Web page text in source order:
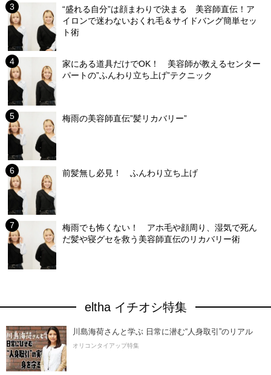
“盛れる自分”は顔まわりで決まる 美容師直伝！ア
イロンで迷わないおくれ毛＆サイドバング簡単セッ
ト術
家にある道具だけでOK！ 美容師が教えるセンター
パートの”ふんわり立ち上げ”テクニック
梅雨の美容師直伝”髪リカバリー”
前髪無し必見！ ふんわり立ち上げ
梅雨でも怖くない！ アホ毛や顔周り、湿気で死ん
だ髪や寝グセを救う美容師直伝のリカバリー術
eltha イチオシ特集
川島海荷さんと学ぶ 日常に潜む“人身取引”のリアル
オリコンタイアップ特集